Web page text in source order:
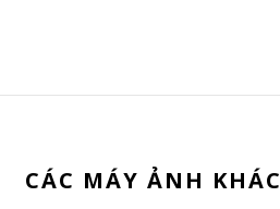
CÁC MÁY ẢNH KHÁC